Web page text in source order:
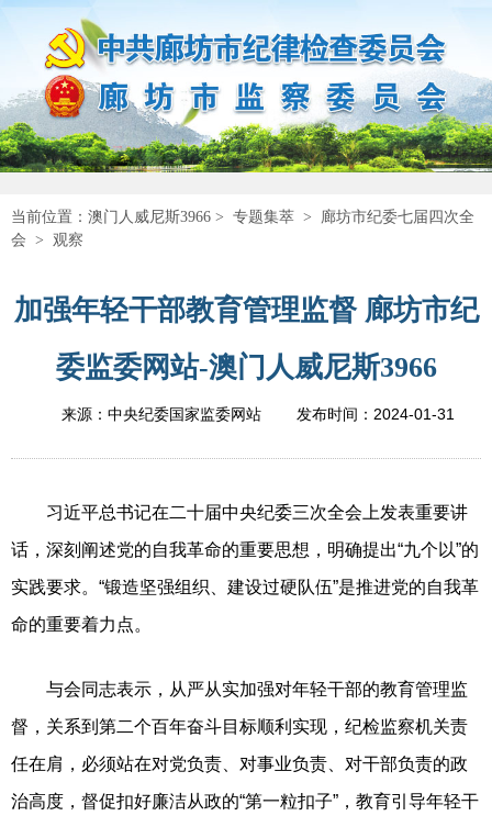
当前位置： 澳门人威尼斯3966 > 专题集萃 > 廊坊市纪委七届四次全
会 > 观察
加强年轻干部教育管理监督 廊坊市纪
委监委网站-澳门人威尼斯3966
来源：中央纪委国家监委网站 发布时间： 2024-01-31
习近平总书记在二十届中央纪委三次全会上发表重要讲
话，深刻阐述党的自我革命的重要思想，明确提出“九个以”的
实践要求。“锻造坚强组织、建设过硬队伍”是推进党的自我革
命的重要着力点。
与会同志表示，从严从实加强对年轻干部的教育管理监
督，关系到第二个百年奋斗目标顺利实现，纪检监察机关责
任在肩，必须站在对党负责、对事业负责、对干部负责的政
治高度，督促扣好廉洁从政的“第一粒扣子”，教育引导年轻干